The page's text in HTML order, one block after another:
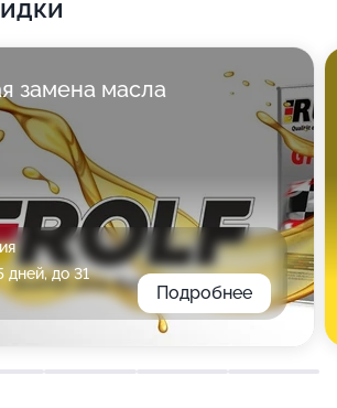
замена масла
дней, до 31
Подробнее